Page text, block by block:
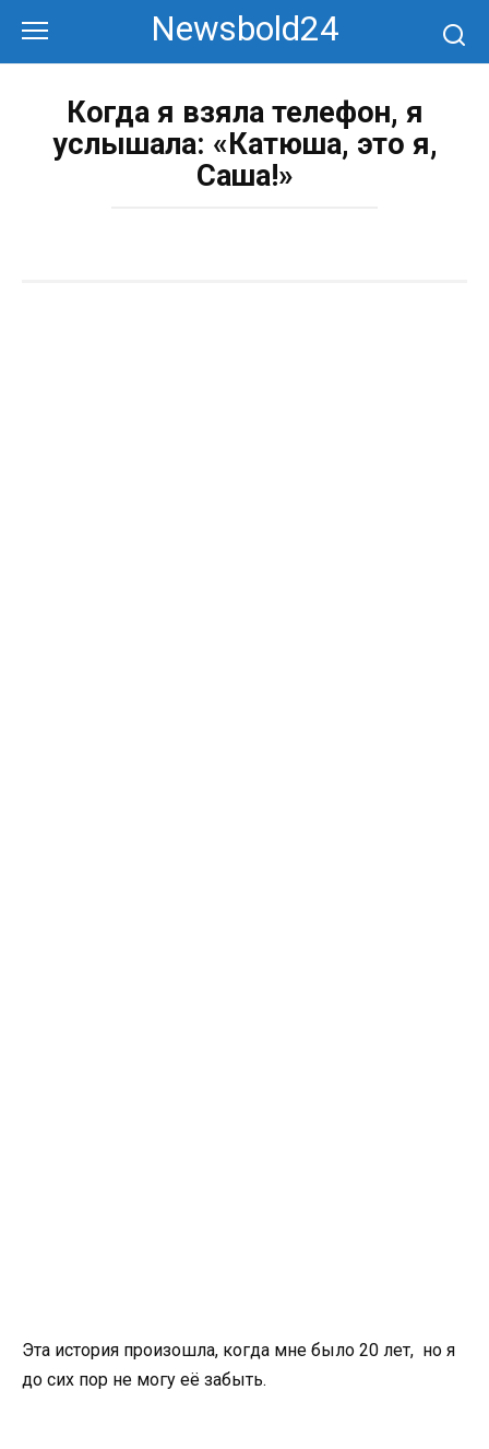
контенту
Newsbold24
Когда я взяла телефон, я
услышала: «Катюша, это я,
Саша!»
Эта история произошла, когда мне было 20 лет, но я
до сих пор не могу её забыть.